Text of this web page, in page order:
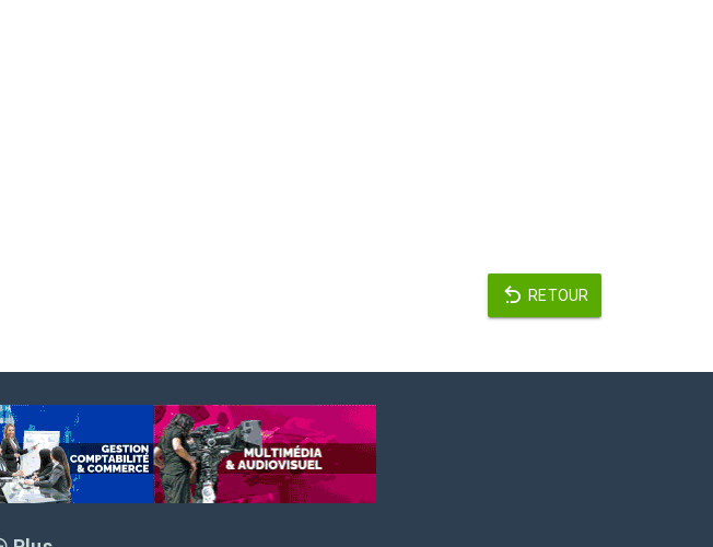
RETOUR